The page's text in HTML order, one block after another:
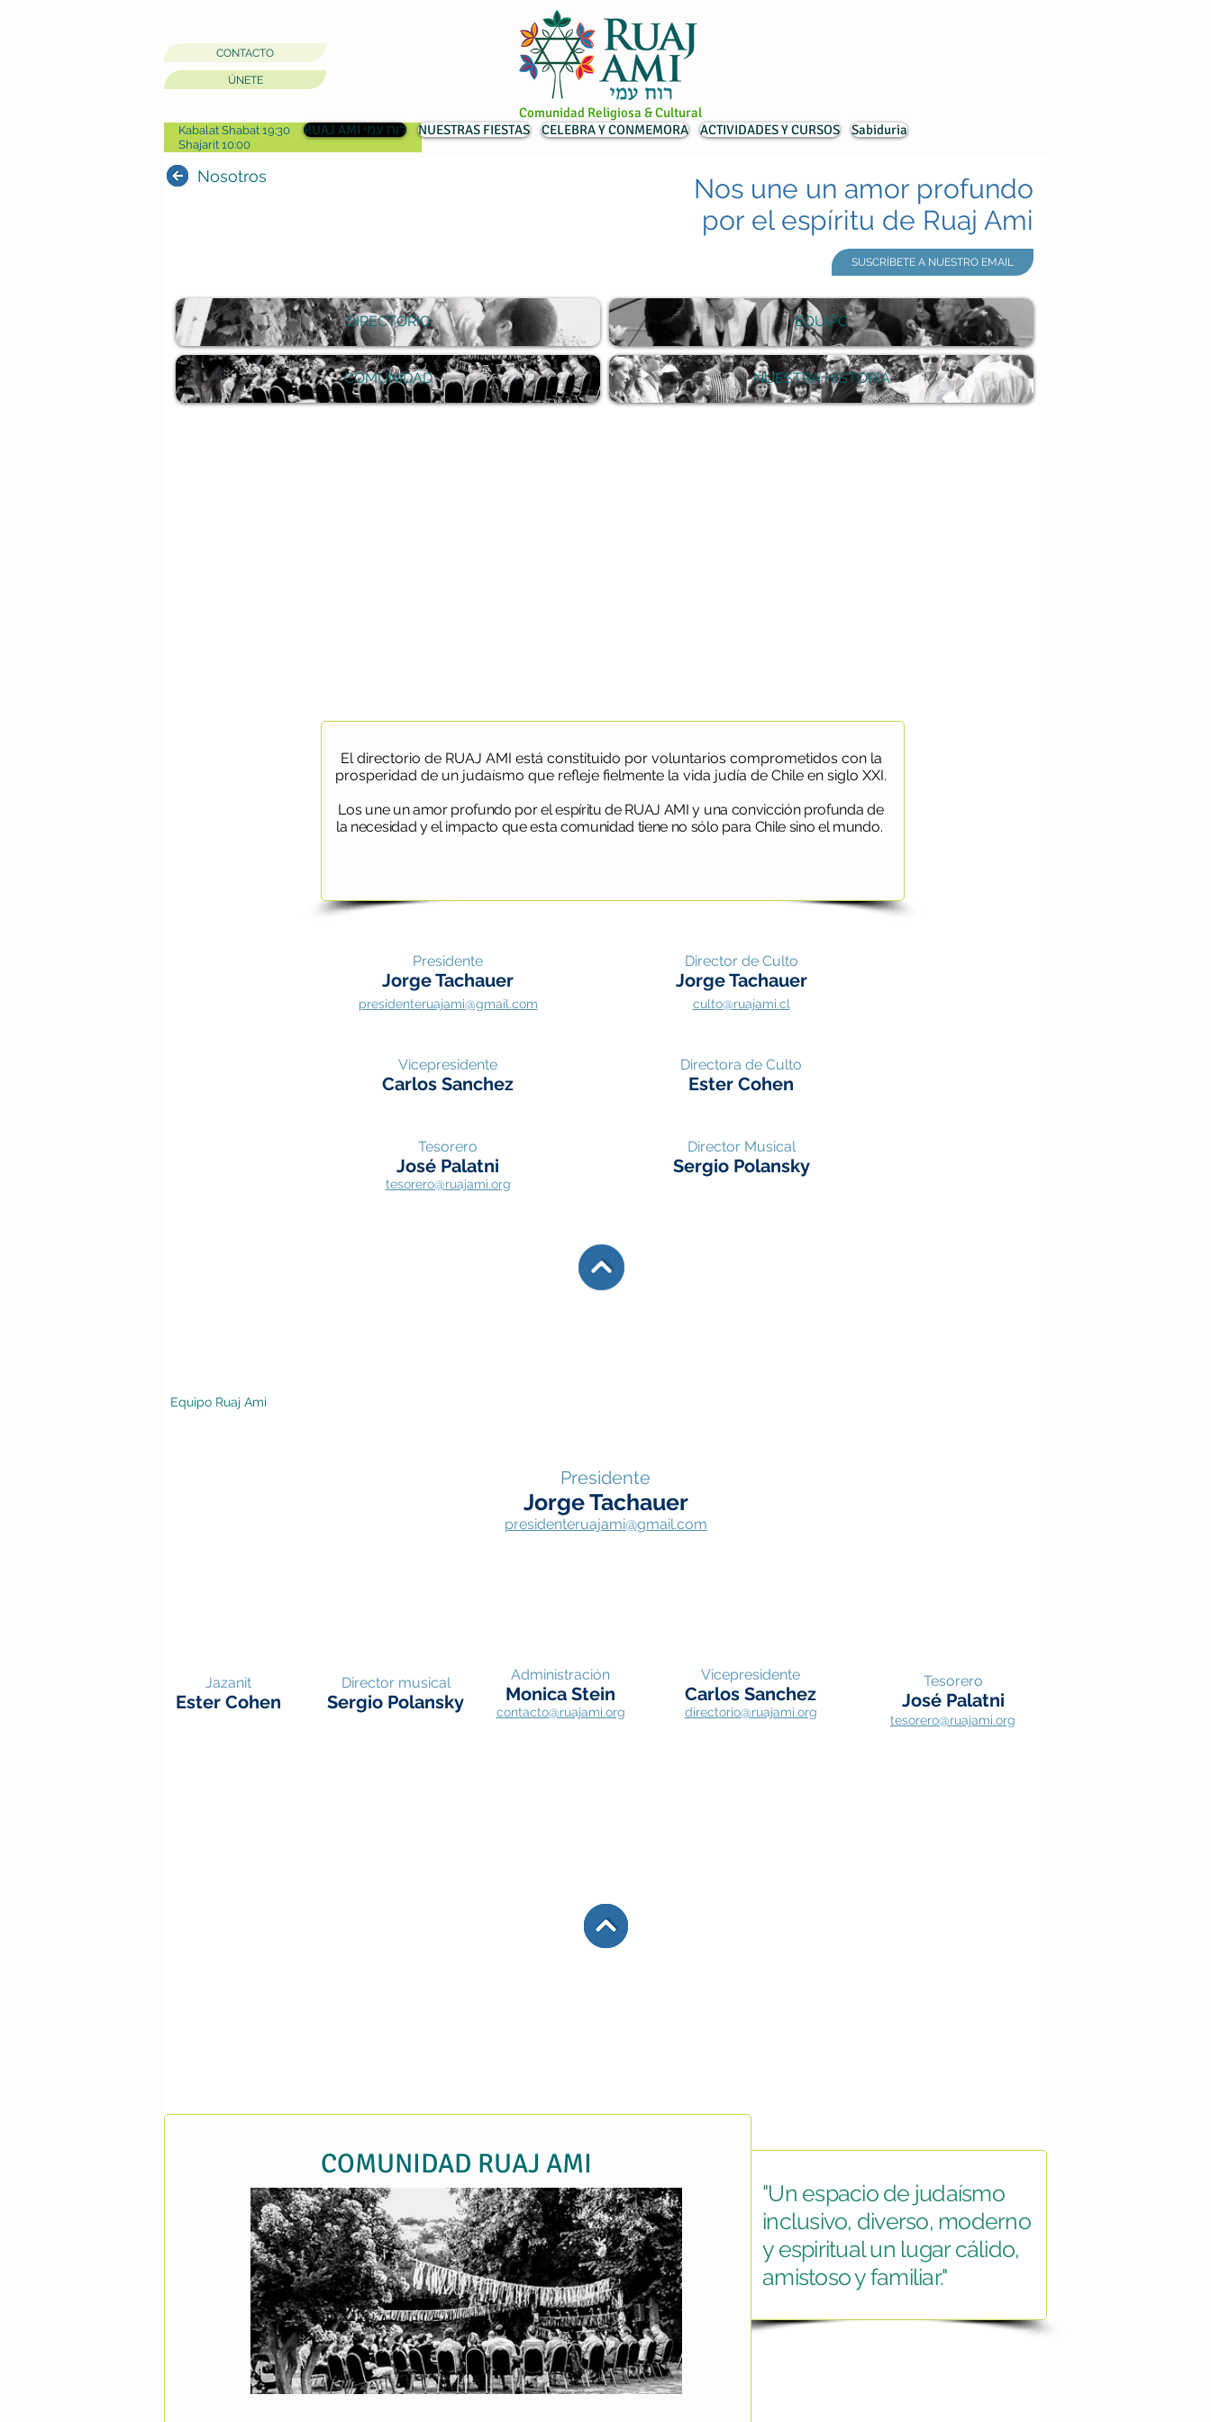
CONTACTO
ÚNETE
Kabalat Shabat 19:30
Shajarit 10:00
Comunidad Religiosa & Cultural
Nosotros
Nos une un amor profundo
por el espíritu de Ruaj Ami
SUSCRÍBETE A NUESTRO EMAIL
DIRECTORIO EQUIPO
COMUNIDAD NUESTRA HISTORIA
El directorio de RUAJ AMI está constituido por voluntarios comprometidos con la
prosperidad de un judaísmo que refleje fielmente la vida judía de Chile en siglo XXI.
Los une un amor profundo por el espíritu de RUAJ AMI y una convicción profunda de
la necesidad y el impacto que esta comunidad tiene no sólo para Chile sino el mundo.
Presidente
Jorge Tachauer
presidenteruajami@gmail.com
Vicepresidente
Carlos Sanchez
Tesorero
José Palatni
tesorero@ruajami.org
Director de Culto
Jorge Tachauer
culto@ruajami.cl
Directora de Culto
Ester Cohen
Director Musical
Sergio Polansky
Equipo Ruaj Ami
Presidente
Jorge Tachauer
presidenteruajami@gmail.com
Jazanit
Ester Cohen
Administración
Monica Stein
contacto@ruajami.org
Vicepresidente
Carlos Sanchez
directorio@ruajami.org
Tesorero
José Palatni
tesorero@ruajami.org
Director musical
Sergio Polansky
"Un espacio de judaísmo
inclusivo, diverso, moderno
y espiritual un lugar cálido,
amistoso y familiar."
COMUNIDAD RUAJ AMI
RUAJ AMI רוח עמי NUESTRAS FIESTAS CELEBRA Y CONMEMORA ACTIVIDADES Y CURSOS Sabiduria